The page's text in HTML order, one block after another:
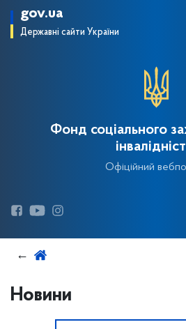
gov.ua
Державні сайти України
Фонд соціального
Офіційний
Новини